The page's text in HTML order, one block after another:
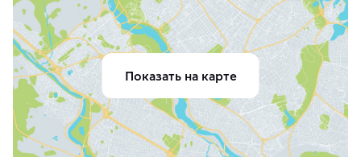
Показать на карте